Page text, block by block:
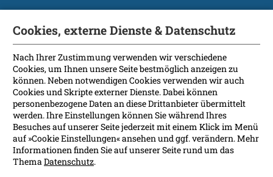
Kontakt
Anreise
Impressum
Datenschutz
Cookies, externe Dienste & Datenschutz
Nach Ihrer Zustimmung verwenden wir verschiedene
Cookies, um Ihnen unsere Seite bestmöglich anzeigen zu
können. Neben notwendigen Cookies verwenden wir auch
Cookies und Skripte externer Dienste. Dabei können
personenbezogene Daten an diese Drittanbieter übermittelt
werden. Ihre Einstellungen können Sie während Ihres
Besuches auf unserer Seite jederzeit mit einem Klick im Menü
auf »Cookie Einstellungen« ansehen und ggf. verändern. Mehr
Informationen finden Sie auf unserer Seite rund um das
ThemaDatenschutz.